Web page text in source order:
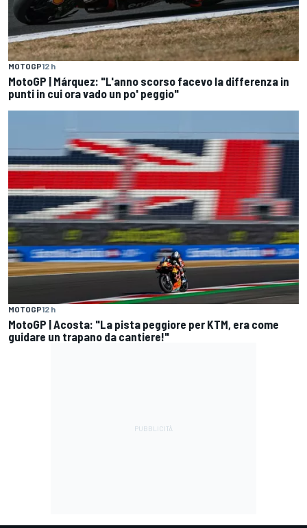
MOTOGP12 h
MotoGP | Márquez: "L'anno scorso facevo la differenza in
punti in cui ora vado un po' peggio"
MOTOGP12 h
MotoGP | Acosta: "La pista peggiore per KTM, era come
guidare un trapano da cantiere!"